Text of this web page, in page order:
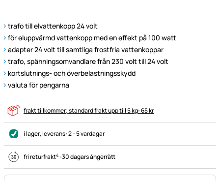
trafo till elvattenkopp 24 volt
för eluppvärmd vattenkopp med en effekt på 100 watt
adapter 24 volt till samtliga frostfria vattenkoppar
trafo, spänningsomvandlare från 230 volt till 24 volt
kortslutnings- och överbelastningsskydd
valuta för pengarna
frakt tillkommer; standard frakt upp till 5 kg: 65 kr
i lager, leverans:2 - 5 vardagar
fri returfrakt4-30 dagars ångerrätt